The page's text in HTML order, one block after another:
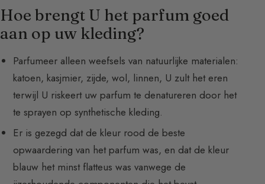
Hoe brengt U het parfum goed
aan op uw kleding?
Parfumeer alleen weefsels van natuurlijke materialen:
katoen, kasjmier, zijde, wol, linnen, U zult het eren
terwijl U riskeert uw parfum te denatureren door het
te sprayen op synthetische kleding.
Er is gezegd dat de kleur rood de beste
opwaardering van het parfum was, en dat de kleur
blauw het minst flatteus was vanwege de